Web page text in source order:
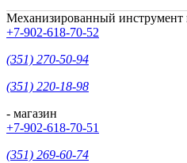
Механизированный инструмент
+7-902-618-70-52
(351) 270-50-94
(351) 220-18-98
- магазин
+7-902-618-70-51
(351) 269-60-74